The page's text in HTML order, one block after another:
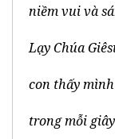
niềm vui và
Lạy Chúa
con thấy
trong mỗi